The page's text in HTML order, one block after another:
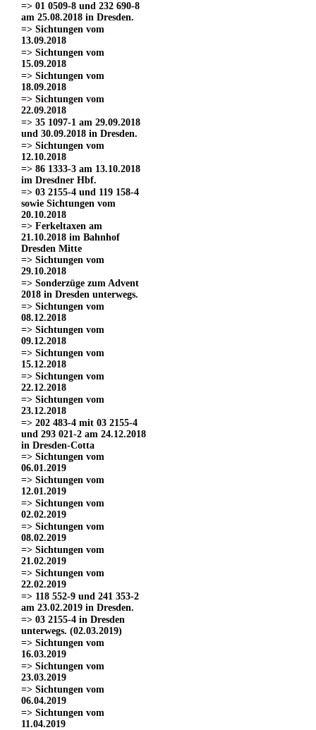
=> 01 0509-8 und 232 690-8
am 25.08.2018 in Dresden.
=> Sichtungen vom
13.09.2018
=> Sichtungen vom
15.09.2018
=> Sichtungen vom
18.09.2018
=> Sichtungen vom
22.09.2018
=> 35 1097-1 am 29.09.2018
und 30.09.2018 in Dresden.
=> Sichtungen vom
12.10.2018
=> 86 1333-3 am 13.10.2018
im Dresdner Hbf.
=> 03 2155-4 und 119 158-4
sowie Sichtungen vom
20.10.2018
=> Ferkeltaxen am
21.10.2018 im Bahnhof
Dresden Mitte
=> Sichtungen vom
29.10.2018
=> Sonderzüge zum Advent
2018 in Dresden unterwegs.
=> Sichtungen vom
08.12.2018
=> Sichtungen vom
09.12.2018
=> Sichtungen vom
15.12.2018
=> Sichtungen vom
22.12.2018
=> Sichtungen vom
23.12.2018
=> 202 483-4 mit 03 2155-4
und 293 021-2 am 24.12.2018
in Dresden-Cotta
=> Sichtungen vom
06.01.2019
=> Sichtungen vom
12.01.2019
=> Sichtungen vom
02.02.2019
=> Sichtungen vom
08.02.2019
=> Sichtungen vom
21.02.2019
=> Sichtungen vom
22.02.2019
=> 118 552-9 und 241 353-2
am 23.02.2019 in Dresden.
=> 03 2155-4 in Dresden
unterwegs. (02.03.2019)
=> Sichtungen vom
16.03.2019
=> Sichtungen vom
23.03.2019
=> Sichtungen vom
06.04.2019
=> Sichtungen vom
11.04.2019